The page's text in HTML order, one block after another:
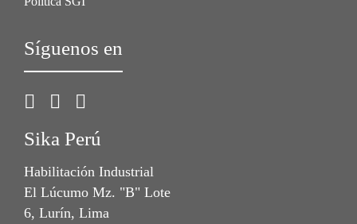
Síguenos en
Sika Perú
Habilitación Industrial
El Lúcumo Mz. "B" Lote
6, Lurín, Lima